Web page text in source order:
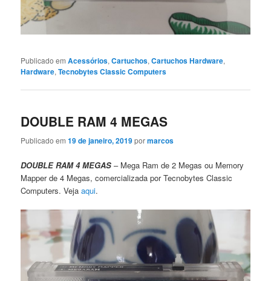
Publicado em Acessórios,Cartuchos,Cartuchos Hardware,
Hardware,Tecnobytes Classic Computers
DOUBLE RAM 4 MEGAS
Publicado em19 de janeiro, 2019pormarcos
DOUBLE RAM 4 MEGAS – Mega Ram de 2 Megas ou Memory
Mapper de 4 Megas, comercializada por Tecnobytes Classic
Computers. Vejaaqui.